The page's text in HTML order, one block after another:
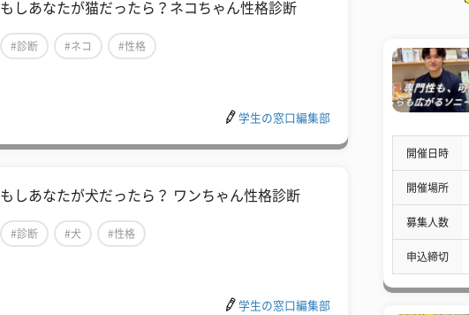
もしあなたが猫だったら？ネコちゃん性格診断
#診断 #ネコ #性格
学生の窓口編集部
もしあなたが犬だったら？ ワンちゃん性格診断
#診断 #犬 #性格
学生の窓口編集部
開催日時
開催場所
募集人数
申込締切